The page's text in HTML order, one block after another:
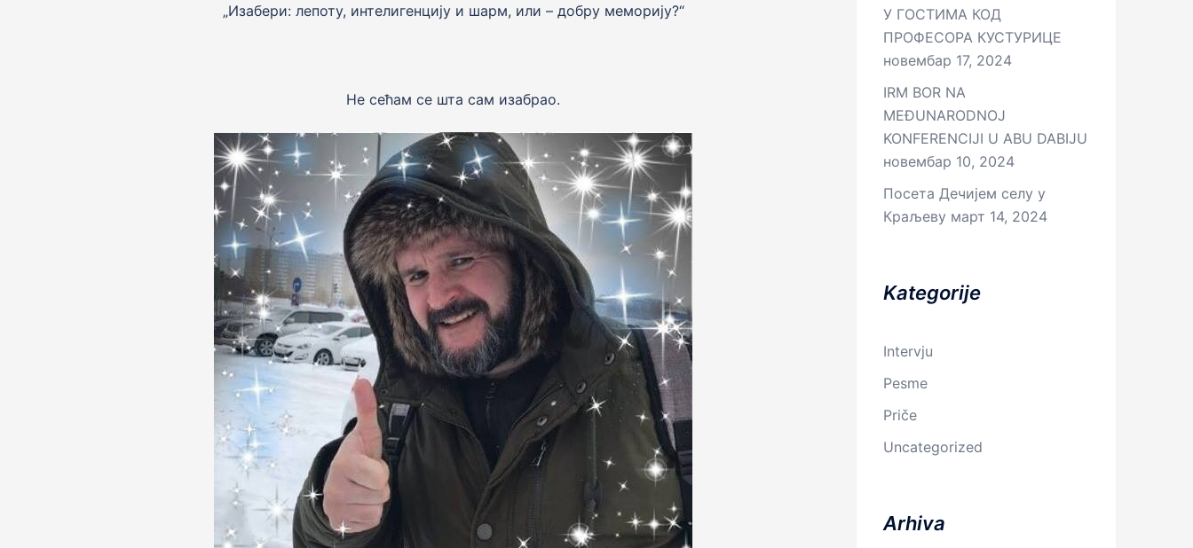
„Изабери: лепоту, интелигенцију и шарм, или – добру меморију?“
Не сећам се шта сам изабрао.
У ГОСТИМА КОД
ПРОФЕСОРА КУСТУРИЦЕ
новембар 17, 2024
IRM BOR NA
MEĐUNARODNOJ
KONFERENCIJI U ABU DABIJU
новембар 10, 2024
Посета Дечијем селу у
Краљеву март 14, 2024
Kategorije
Intervju
Pesme
Priče
Uncategorized
Arhiva